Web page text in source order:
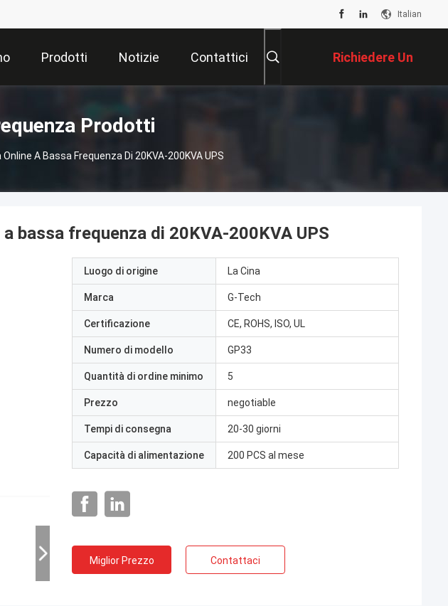
Italian
Prodotti Notizie Contattici Richiedere Un
Preventivo
Prodotti
A Bassa Frequenza Di 20KVA-200KVA UPS
bassa frequenza di 20KVA-200KVA UPS
Luogo di origine La Cina
Marca G-Tech
Certificazione CE, ROHS, ISO, UL
Numero di modello GP33
Quantità di ordine minimo 5
Prezzo negotiable
Tempi di consegna 20-30 giorni
Capacità di alimentazione 200 PCS al mese
Miglior Prezzo Contattaci